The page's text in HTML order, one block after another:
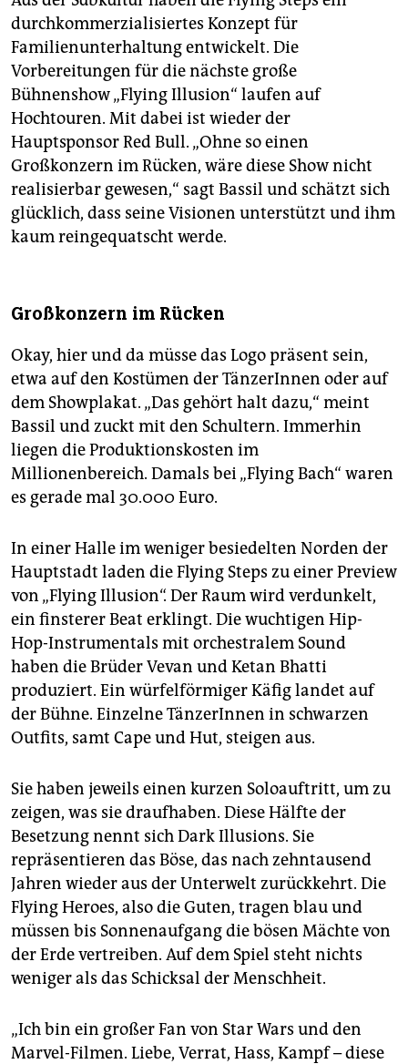
durchkommerzialisiertes Konzept für
Familienunterhaltung entwickelt. Die
Vorbereitungen für die nächste große
Bühnenshow „Flying Illusion“ laufen auf
Hochtouren. Mit dabei ist wieder der
Hauptsponsor Red Bull. „Ohne so einen
Großkonzern im Rücken, wäre diese Show nicht
realisierbar gewesen,“ sagt Bassil und schätzt sich
glücklich, dass seine Visionen unterstützt und ihm
kaum reingequatscht werde.
Großkonzern im Rücken
Okay, hier und da müsse das Logo präsent sein,
etwa auf den Kostümen der TänzerInnen oder auf
dem Showplakat. „Das gehört halt dazu,“ meint
Bassil und zuckt mit den Schultern. Immerhin
liegen die Produktionskosten im
Millionenbereich. Damals bei „Flying Bach“ waren
es gerade mal 30.000 Euro.
In einer Halle im weniger besiedelten Norden der
Hauptstadt laden die Flying Steps zu einer Preview
von „Flying Illusion“. Der Raum wird verdunkelt,
ein finsterer Beat erklingt. Die wuchtigen Hip-
Hop-Instrumentals mit orchestralem Sound
haben die Brüder Vevan und Ketan Bhatti
produziert. Ein würfelförmiger Käfig landet auf
der Bühne. Einzelne TänzerInnen in schwarzen
Outfits, samt Cape und Hut, steigen aus.
Sie haben jeweils einen kurzen Soloauftritt, um zu
zeigen, was sie draufhaben. Diese Hälfte der
Besetzung nennt sich Dark Illusions. Sie
repräsentieren das Böse, das nach zehntausend
Jahren wieder aus der Unterwelt zurückkehrt. Die
Flying Heroes, also die Guten, tragen blau und
müssen bis Sonnenaufgang die bösen Mächte von
der Erde vertreiben. Auf dem Spiel steht nichts
weniger als das Schicksal der Menschheit.
„Ich bin ein großer Fan von Star Wars und den
Marvel-Filmen. Liebe, Verrat, Hass, Kampf – diese